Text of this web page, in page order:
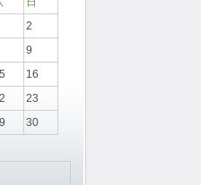
2
9
16
23
30